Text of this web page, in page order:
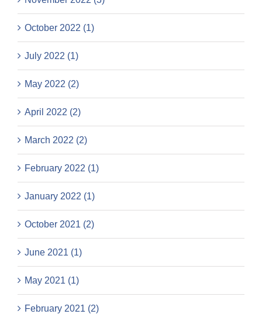
October 2022 (1)
July 2022 (1)
May 2022 (2)
April 2022 (2)
March 2022 (2)
February 2022 (1)
January 2022 (1)
October 2021 (2)
June 2021 (1)
May 2021 (1)
February 2021 (2)